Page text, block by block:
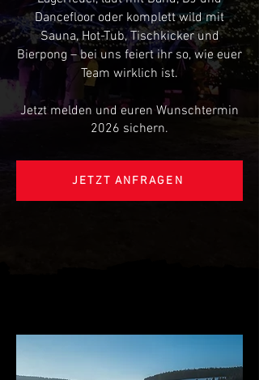
Dancefloor oder komplett wild mit
Sauna, Hot-Tub, Tischkicker und
Bierpong – bei uns feiert ihr so, wie euer
Team wirklich ist.
Jetzt melden und euren Wunschtermin
2026 sichern.
JETZT ANFRAGEN